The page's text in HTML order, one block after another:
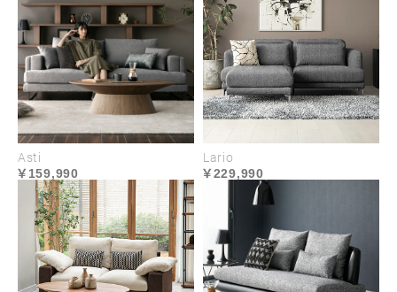
ベストバランスで、底付き感がなく長時間でも疲れ
にくい設計です。
座面
沈み込みと弾力のバランスに優れた座り心地
背面
Asti
159,990
Lario
229,990